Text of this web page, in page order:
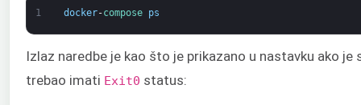
1 docker-compose ps
Izlaz naredbe je kao što je prikazano u nastavku ako
trebao imati Exit0 status: